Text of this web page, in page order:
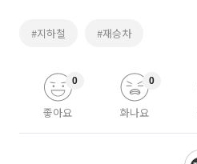
#지하철 #재승차
좋아요
0
화나요
0